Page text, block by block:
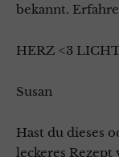
bekannt.
HERZ <3
Susan
Hast du dieses
leckeres Rezept